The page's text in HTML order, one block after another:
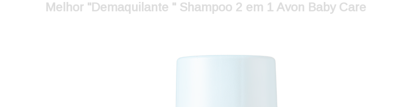
Melhor "Demaquilante " Shampoo 2 em 1 Avon Baby Care